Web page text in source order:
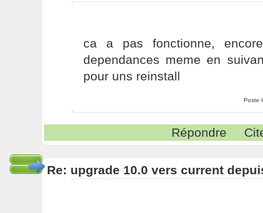
ca a pas fonctionne,
dependances meme en
pour uns reinstall
Poste
Répondre
Re: upgrade 10.0 vers current